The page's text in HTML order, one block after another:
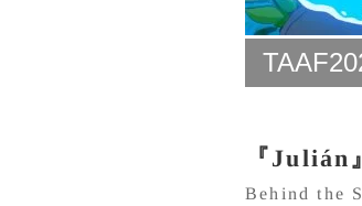
『
Behind the